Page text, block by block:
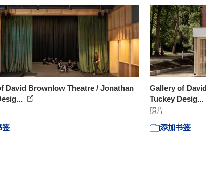
David Brownlow Theatre / Jonathan
签
Gallery of
Tuckey Desig...
照片
添加书签